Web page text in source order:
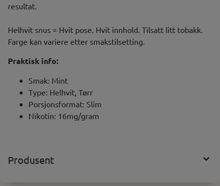
resultat.
Helhvit snus = Hvit pose. Hvit innhold. Tilsatt litt tobakk.
Farge kan variere etter smakstilsetting.
Praktisk info:
Smak: Mint
Type: Helhvit, Tørr
Porsjonsformat: Slim
Nikotin: 16mg/gram
Produsent